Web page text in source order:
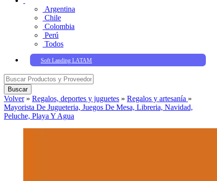
Argentina
Chile
Colombia
Perú
Todos
Soft Landing LATAM
Buscar
Volver» Regalos, deportes y juguetes » Regalos y artesaní­a »
Mayorista De Jugueteria, Juegos De Mesa, Libreria, Navidad,
Peluche, Playa Y Agua